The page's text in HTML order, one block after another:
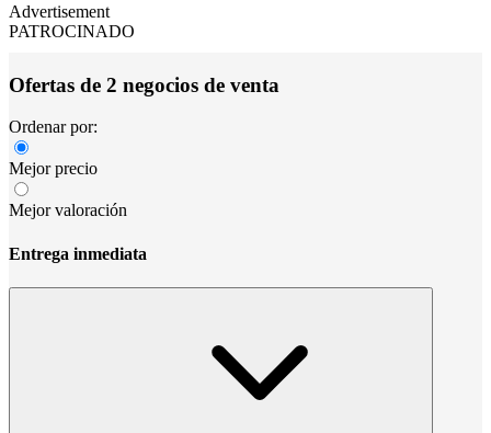
Advertisement
PATROCINADO
Ofertas de 2 negocios de venta
Ordenar por:
Mejor precio
Mejor valoración
Entrega inmediata